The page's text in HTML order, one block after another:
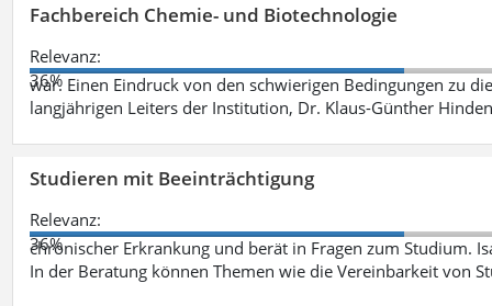
Fachbereich Chemie- und Biotechnologie
Relevanz:
36%
war. Einen Eindruck von den schwierigen Bedingungen zu
langjährigen Leiters der Institution, Dr. Klaus-Günther
Studieren mit Beeinträchtigung
Relevanz:
36%
chronischer Erkrankung und berät in Fragen zum Studium.
In der Beratung können Themen wie die Vereinbarkeit von